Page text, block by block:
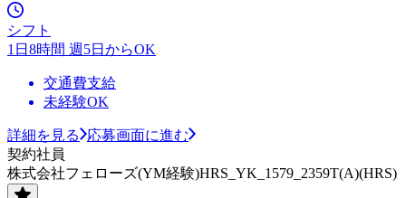
シフト
1日8時間 週5日からOK
交通費支給
未経験OK
詳細を見る
応募画面に進む
契約社員
株式会社フェローズ(YM経験)HRS_YK_1579_2359T(A)(HRS)